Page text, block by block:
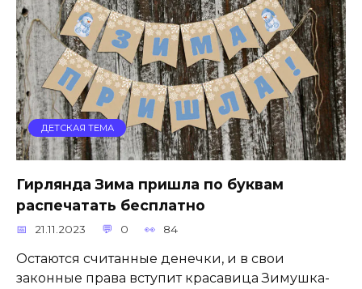
ДЕТСКАЯ ТЕМА
Гирлянда Зима пришла по буквам
распечатать бесплатно
21.11.2023 0 84
Остаются считанные денечки, и в свои
законные права вступит красавица Зимушка-